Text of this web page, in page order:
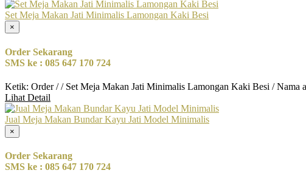
Set Meja Makan Jati Minimalis Lamongan Kaki Besi
×
Order Sekarang
SMS ke : 085 647 170 724
Ketik: Order / / Set Meja Makan Jati Minimalis Lamongan Kaki Besi / Nama
Lihat Detail
Jual Meja Makan Bundar Kayu Jati Model Minimalis
×
Order Sekarang
SMS ke : 085 647 170 724